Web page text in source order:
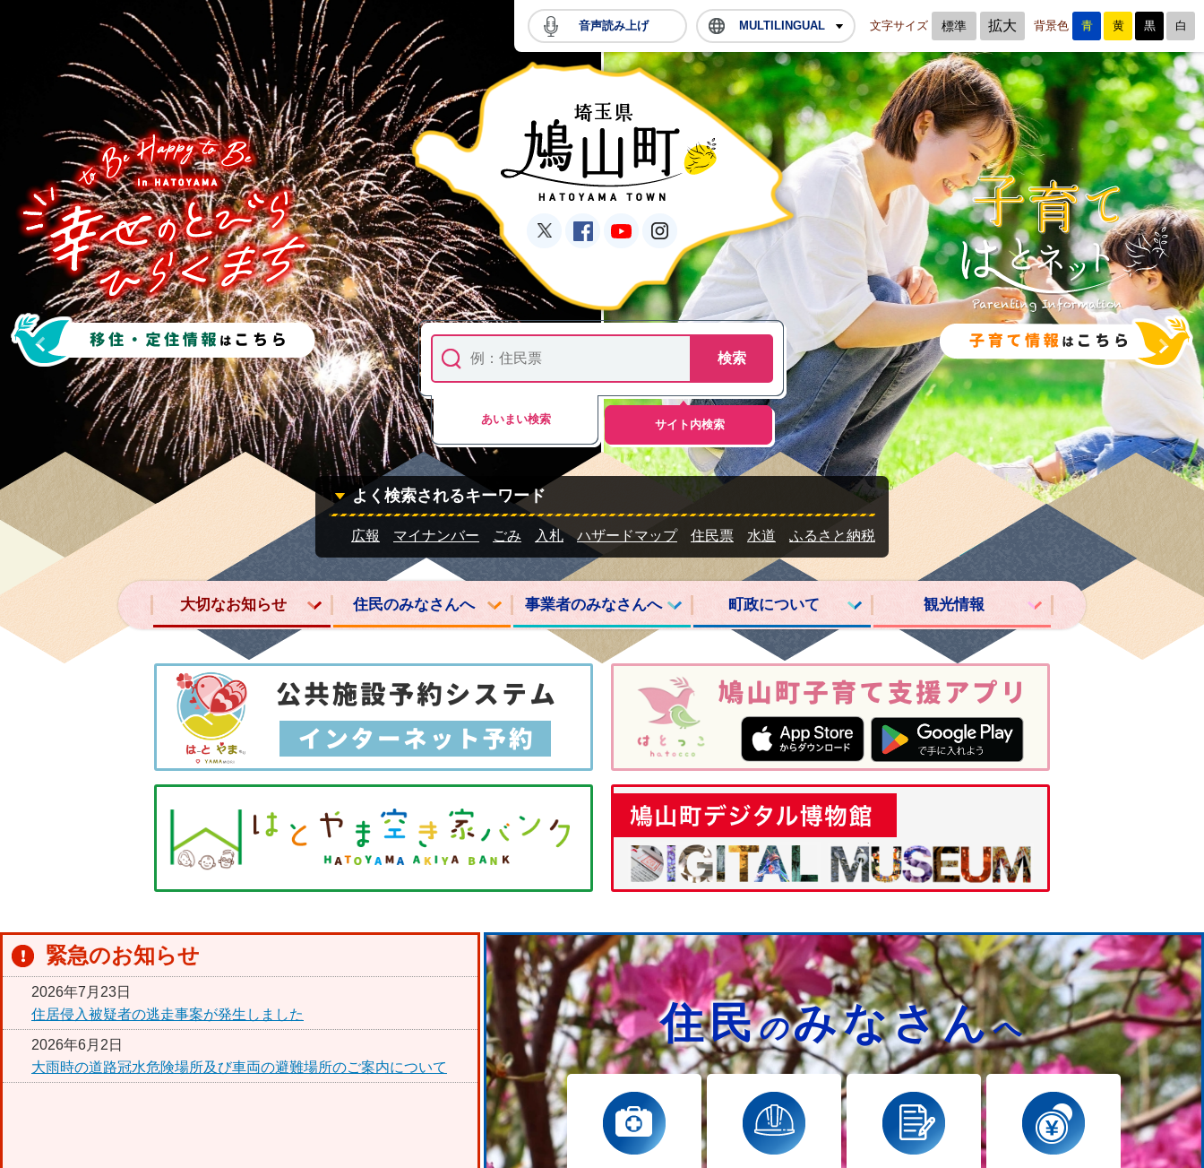
移住・定住情報はこちら
鳩山町公式Twitter
鳩山町公式Facebook
鳩山町公式YouTube
鳩山町公式Instagram
音声読み上げ MULTILINGUAL 文字サイズ 標準 拡大 背景色 青 黄 黒 白
あいまい検索 サイト内検索
よく検索されるキーワード
広報 マイナンバー ごみ 入札 ハザードマップ 住民票 水道 ふるさと納税
大切なお知らせ 住民のみなさんへ 事業者のみなさんへ 町政について 観光情報
緊急のお知らせ
2026年7月23日
住居侵入被疑者の逃走事案が発生しました
2026年6月2日
大雨時の道路冠水危険場所及び車両の避難場所のご案内について
住民のみなさんへ